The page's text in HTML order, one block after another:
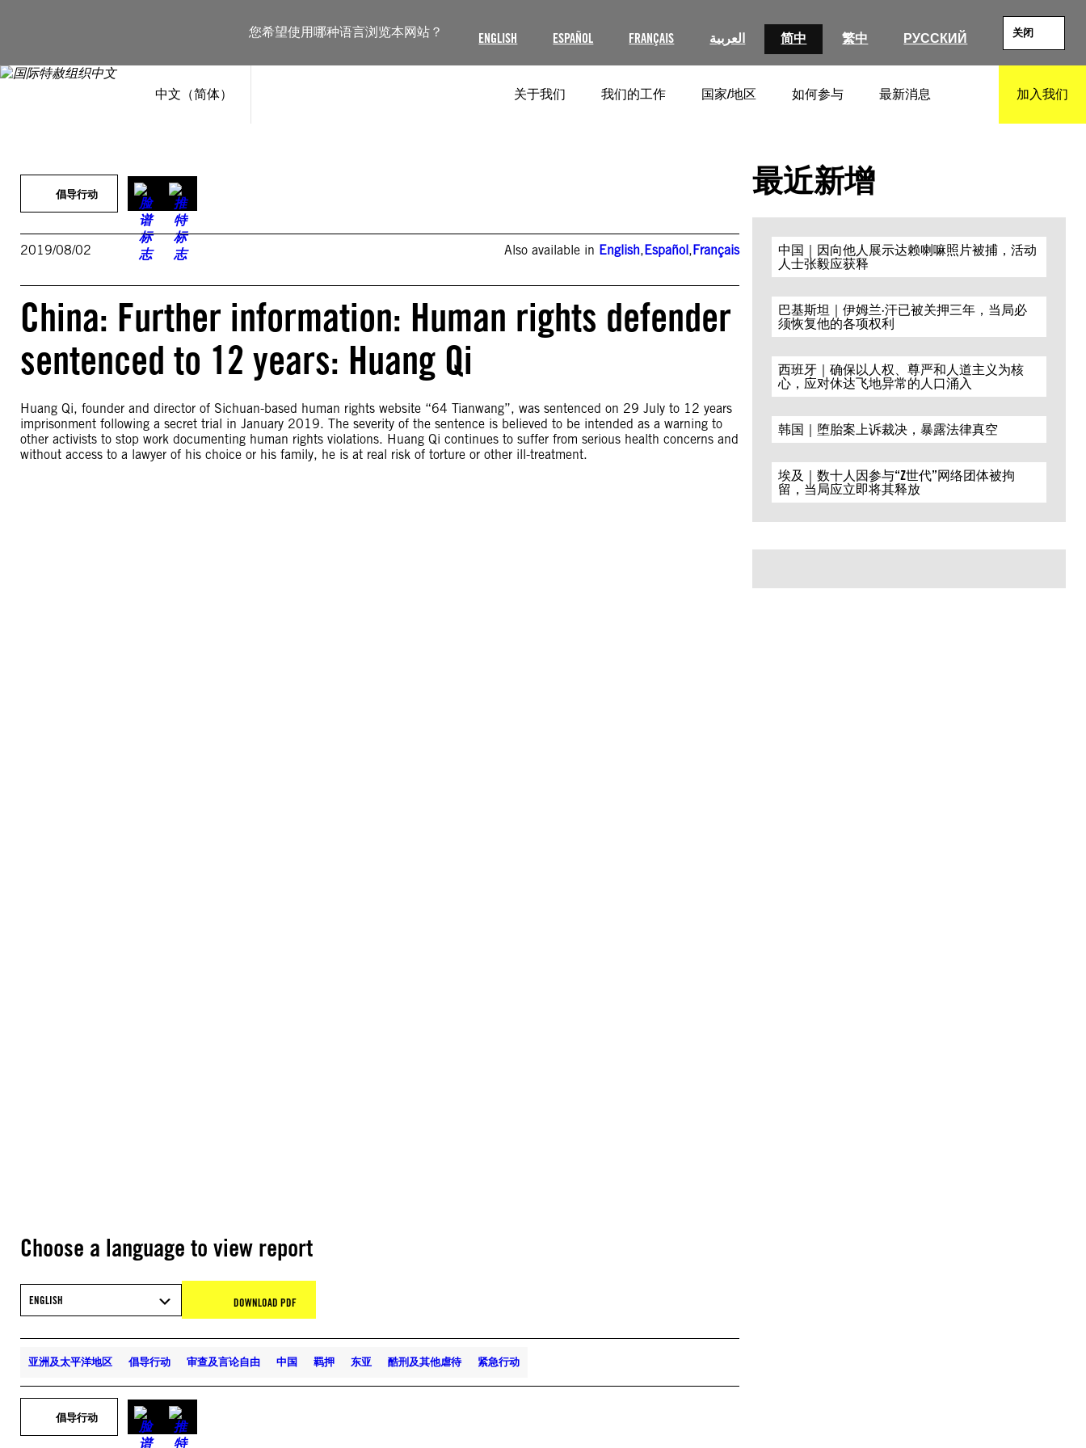
您希望使用哪种语言浏览本网站？ ENGLISH ESPAÑOL FRANÇAIS العربية 简中 繁中 РУССКИЙ 关闭
中文（简体） 关于我们 我们的工作 国家/地区 如何参与 最新消息 加入我们
倡导行动
2019/08/02 Also available in English,Español,Français
China: Further information: Human rights defender
sentenced to 12 years: Huang Qi
Huang Qi, founder and director of Sichuan-based human rights website “64 Tianwang”, was sentenced on 29 July to 12 years
imprisonment following a secret trial in January 2019. The severity of the sentence is believed to be intended as a warning to
other activists to stop work documenting human rights violations. Huang Qi continues to suffer from serious health concerns and
without access to a lawyer of his choice or his family, he is at real risk of torture or other ill-treatment.
Choose a language to view report
ENGLISH DOWNLOAD PDF
亚洲及太平洋地区 倡导行动 审查及言论自由 中国 羁押 东亚 酷刑及其他虐待 紧急行动
倡导行动
最近新增
中国｜因向他人展示达赖喇嘛照片被捕，活动
人士张毅应获释
巴基斯坦｜伊姆兰·汗已被关押三年，当局必
须恢复他的各项权利
西班牙｜确保以人权、尊严和人道主义为核
心，应对休达飞地异常的人口涌入
韩国｜堕胎案上诉裁决，暴露法律真空
埃及｜数十人因参与“Z世代”网络团体被拘
留，当局应立即将其释放